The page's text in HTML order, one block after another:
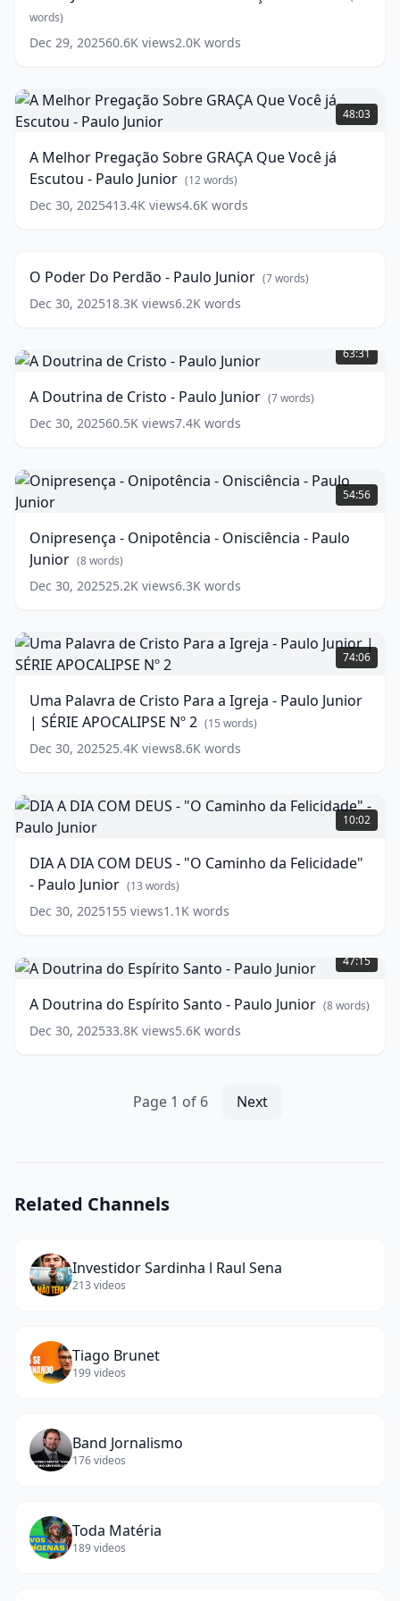
-
"Vença
words)
words)
Dec 29, 202560.6K views2.0K words
A
Melhor
Pregação
GRAÇA
Que
Você
Paulo
Junior
words)
48:03
A Melhor Pregação Sobre GRAÇA Que Você já
Escutou - Paulo Junior (12words)
Dec 30, 2025413.4K views4.6K words
O
Paulo
O Poder Do Perdão - Paulo Junior (7words)
Dec 30, 202518.3K views6.2K words
Doutrina
de
-
Paulo
63:31
A Doutrina de Cristo - Paulo Junior (7words)
Dec 30, 202560.5K views7.4K words
Onipresença
-
Onipotência
Onisciência
Paulo
(
54:56
Onipresença - Onipotência - Onisciência - Paulo
Junior (8words)
Dec 30, 202525.2K views6.3K words
Uma
Palavra
de
Para
Igreja
Junior
|
SÉRIE
Nº
2 (15
74:06
Uma Palavra de Cristo Para a Igreja - Paulo Junior
| SÉRIE APOCALIPSE Nº 2 (15 words)
Dec 30, 202525.4K views8.6K words
DIA
A
DIA
DEUS
-
"O
Caminho
Felicidade"
-
Junior (13
words)
10:02
DIA A DIA COM DEUS - "O Caminho da Felicidade"
- Paulo Junior (13 words)
Dec 30, 2025155 views1.1K words
Doutrina
do
Santo
47:15
A Doutrina do Espírito Santo - Paulo Junior (8words)
Dec 30, 202533.8K views5.6K words
Page 1 of 6 Next
Related Channels
Investidor Sardinha l Raul Sena
213 videos
Tiago Brunet
199videos
Band Jornalismo
176videos
Toda Matéria
189videos